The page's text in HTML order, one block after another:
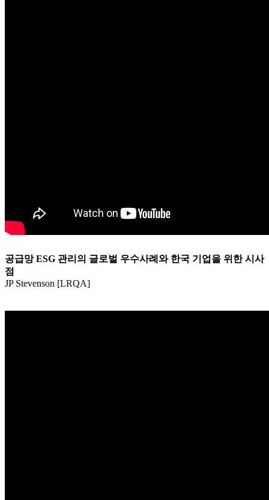
공급망 ESG 관리의 글로벌 우수사례와 한국 기업을 위한 시사
점
JP Stevenson [LRQA]